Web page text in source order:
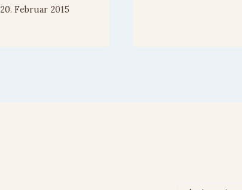
20. Februar 2015